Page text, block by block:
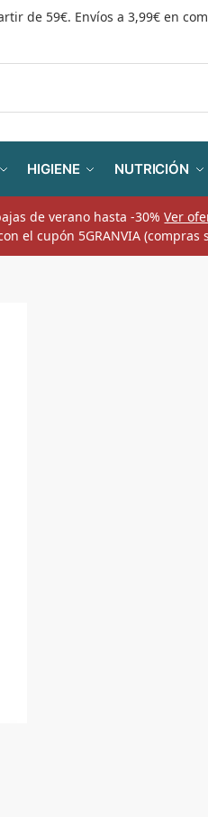
de 59€. Envíos a 3,99€ en
HIGIENE NUTRICIÓN
de verano hasta -30%Ver
el cupón 5GRANVIA (compras